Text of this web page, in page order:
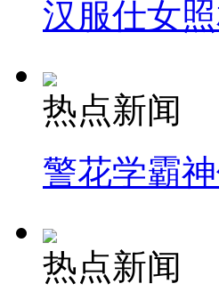
汉服仕女
热点新闻
警花学霸
热点新闻